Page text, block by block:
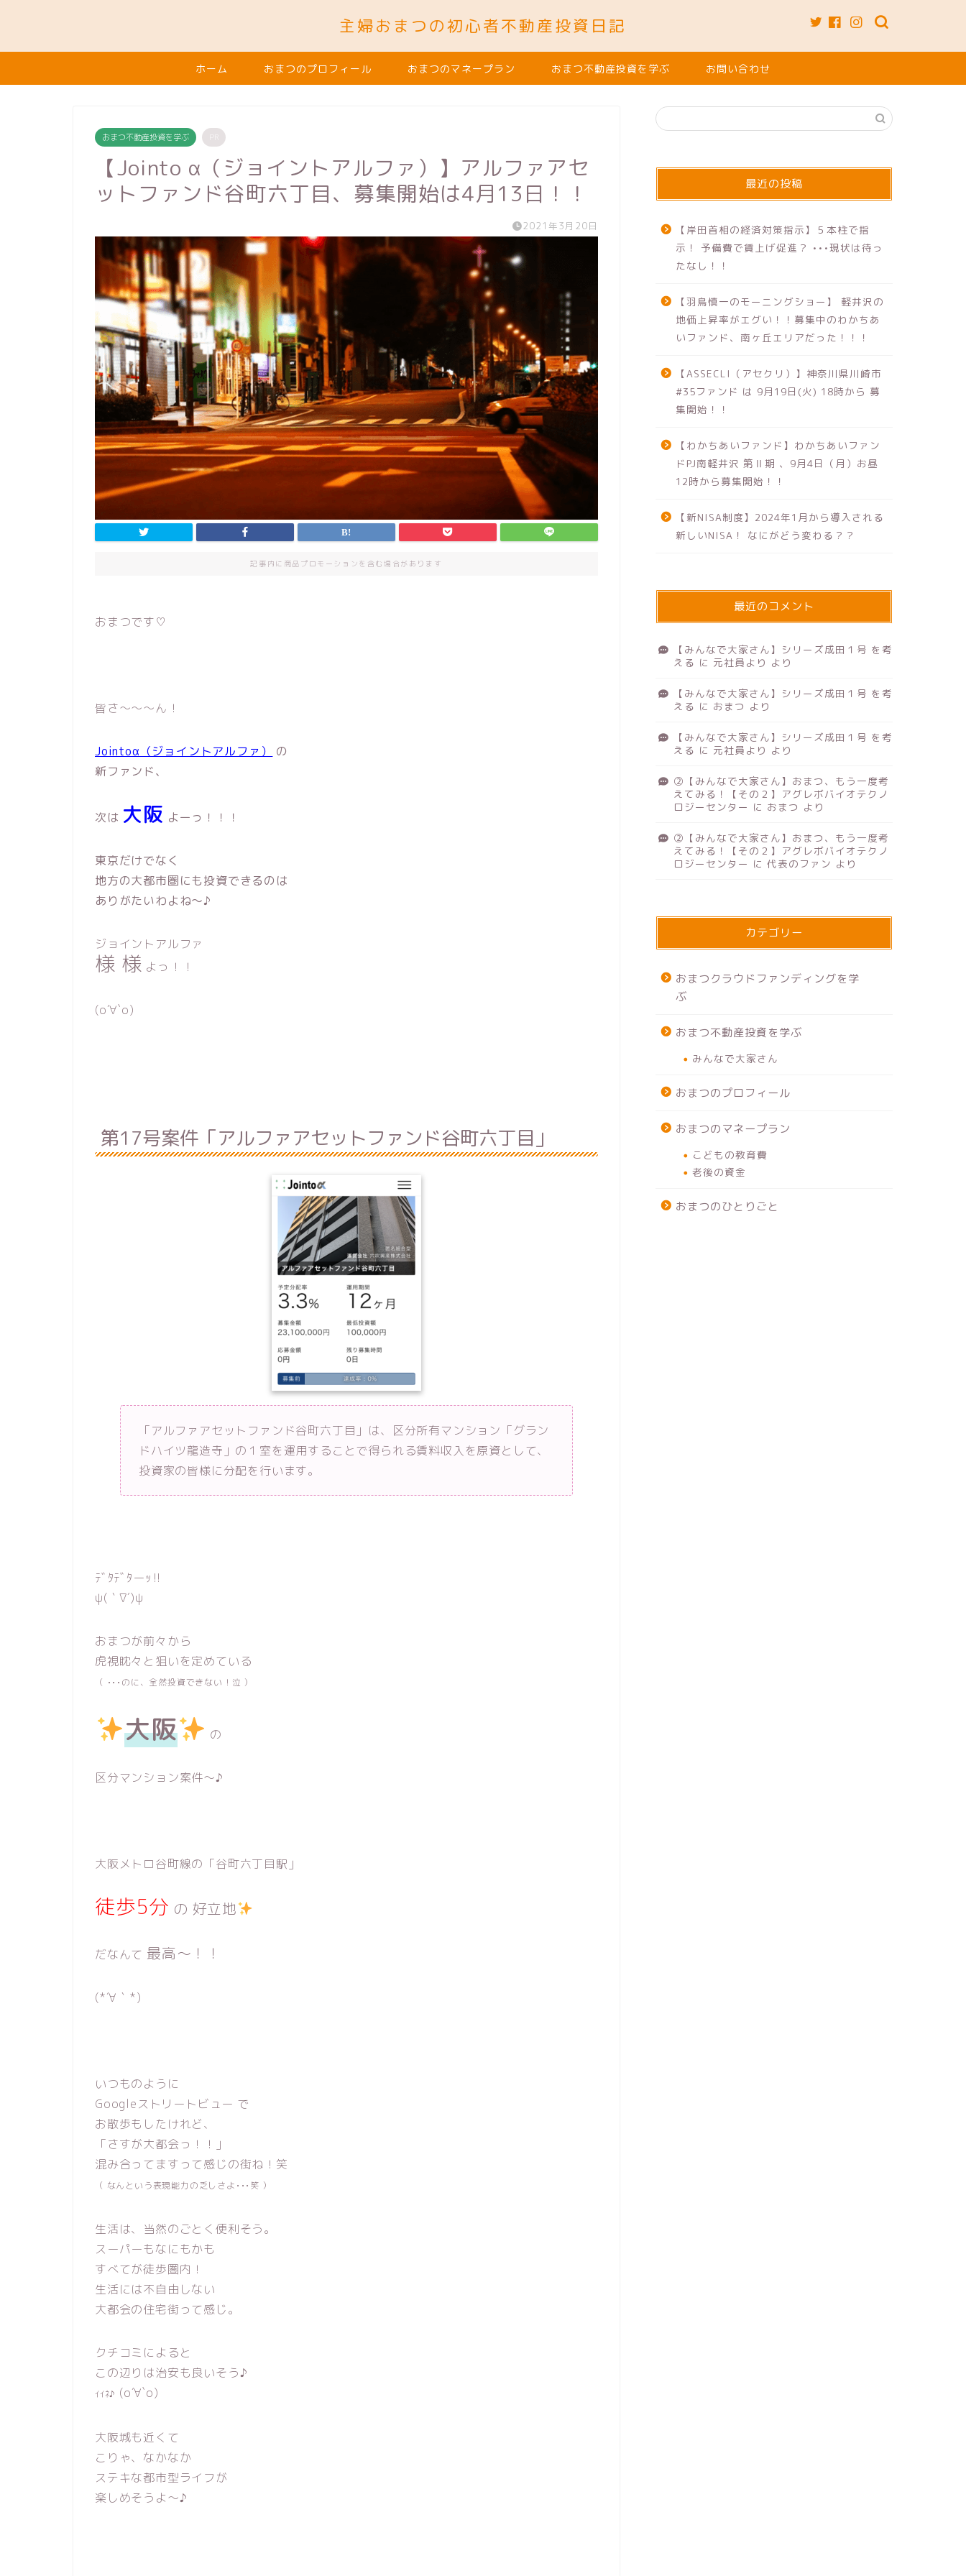
主婦おまつの初心者不動産投資日記
ホーム おまつのプロフィール おまつのマネープラン おまつ不動産投資を学ぶ お問い合わせ
おまつ不動産投資を学ぶ
【Jointo α（ジョイントアルファ）】アルファアセ
ットファンド谷町六丁目、募集開始は4月13日！！
2021年3月20日
記事内に商品プロモーションを含む場合があります
おまつです♡
皆さ〜〜〜ん！
Jointoα（ジョイントアルファ）
の
新ファンド、
次は 大阪 よーっ！！！
東京だけでなく
地方の大都市圏にも投資できるのは
ありがたいわよね〜♪
ジョイントアルファ
様 様 よっ！！
(о´∀`о)
第17号案件「アルファアセットファンド谷町六丁目」
「アルファアセットファンド谷町六丁目」は、区分所有マンション「グラン
ドハイツ龍造寺」の１室を運用することで得られる賃料収入を原資として、
投資家の皆様に分配を行います。
ﾃﾞﾀﾃﾞﾀーｯ‼︎
ψ(｀∇´)ψ
おまつが前々から
虎視眈々と狙いを定めている
（ •••のに、全然投資できない！泣 ）
大阪 の
区分マンション案件〜♪
大阪メトロ谷町線の「谷町六丁目駅」
徒歩5分 の 好立地
だなんて 最高〜！！
(*´∀｀*)
いつものように
Googleストリートビュー で
お散歩もしたけれど、
「さすが大都会っ！！」
混み合ってますって感じの街ね！笑
（ なんという表現能力の乏しさよ•••笑 ）
生活は、当然のごとく便利そう。
スーパーもなにもかも
すべてが徒歩圏内！
生活には不自由しない
大都会の住宅街って感じ。
クチコミによると
この辺りは治安も良いそう♪
ｲｲﾈ♪ (о´∀`о)
大阪城も近くて
こりゃ、なかなか
ステキな都市型ライフが
楽しめそうよ〜♪
最近の投稿
【岸田首相の経済対策指示】５本柱で指
示！ 予備費で賃上げ促進？ •••現状は待っ
たなし！！
【羽鳥慎一のモーニングショー】 軽井沢の
地価上昇率がエグい！！募集中のわかちあ
いファンド、南ヶ丘エリアだった！！！
【ASSECLI（アセクリ）】神奈川県川崎市
#35ファンド は 9月19日(火) 18時から 募
集開始！！
【わかちあいファンド】わかちあいファン
ドPJ南軽井沢 第Ⅱ期 、9月4日（月）お昼
12時から募集開始！！
【新NISA制度】2024年1月から導入される
新しいNISA！ なにがどう変わる？？
最近のコメント
【みんなで大家さん】シリーズ成田１号 を考
える に 元社員より より
【みんなで大家さん】シリーズ成田１号 を考
える に おまつ より
【みんなで大家さん】シリーズ成田１号 を考
える に 元社員より より
②【みんなで大家さん】おまつ、もう一度考
えてみる！【その２】アグレボバイオテクノ
ロジーセンター に おまつ より
②【みんなで大家さん】おまつ、もう一度考
えてみる！【その２】アグレボバイオテクノ
ロジーセンター に 代表のファン より
カテゴリー
おまつクラウドファンディングを学
ぶ
おまつ不動産投資を学ぶ
みんなで大家さん
おまつのプロフィール
おまつのマネープラン
こどもの教育費
老後の資金
おまつのひとりごと